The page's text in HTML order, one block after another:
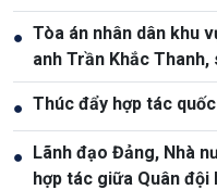
● Tòa án nhân dân khu
anh Trần Khắc Thanh,
● Thúc đẩy hợp tác
● Lãnh đạo Đảng, Nhà
hợp tác giữa Quân đội